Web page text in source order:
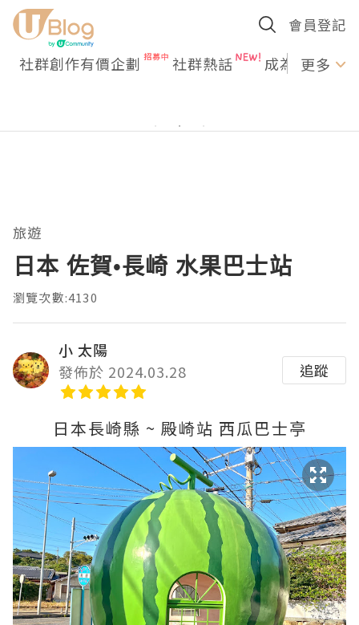
會員登記
社群創作有價企劃 社群熱話 成為U更多
旅遊
日本 佐賀•長崎 水果巴士站
瀏覽次數:4130
小 太陽
發佈於 2024.03.28
追蹤
日本長崎縣 ~ 殿崎站 西瓜巴士亭